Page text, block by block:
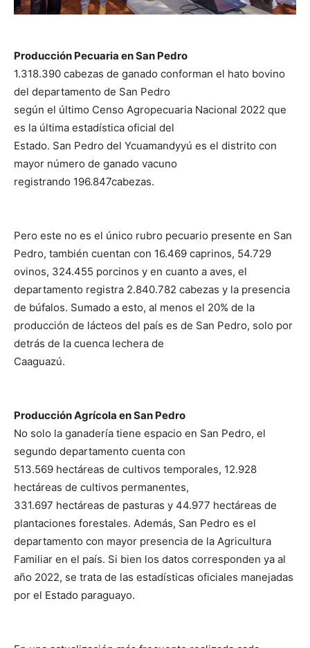
Producción Pecuaria en San Pedro
1.318.390 cabezas de ganado conforman el hato bovino
del departamento de San Pedro
según el último Censo Agropecuaria Nacional 2022 que
es la última estadística oficial del
Estado. San Pedro del Ycuamandyyú es el distrito con
mayor número de ganado vacuno
registrando 196.847cabezas.
Pero este no es el único rubro pecuario presente en San
Pedro, también cuentan con 16.469 caprinos, 54.729
ovinos, 324.455 porcinos y en cuanto a aves, el
departamento registra 2.840.782 cabezas y la presencia
de búfalos. Sumado a esto, al menos el 20% de la
producción de lácteos del país es de San Pedro, solo por
detrás de la cuenca lechera de
Caaguazú.
Producción Agrícola en San Pedro
No solo la ganadería tiene espacio en San Pedro, el
segundo departamento cuenta con
513.569 hectáreas de cultivos temporales, 12.928
hectáreas de cultivos permanentes,
331.697 hectáreas de pasturas y 44.977 hectáreas de
plantaciones forestales. Además, San Pedro es el
departamento con mayor presencia de la Agricultura
Familiar en el país. Si bien los datos corresponden ya al
año 2022, se trata de las estadísticas oficiales manejadas
por el Estado paraguayo.